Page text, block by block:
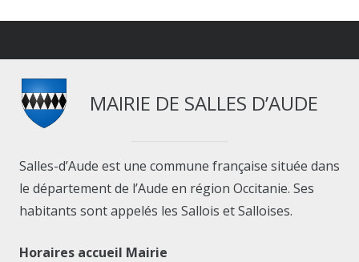
MAIRIE DE SALLES D’AUDE
Salles-d’Aude est une commune française située dans
le département de l’Aude en région Occitanie. Ses
habitants sont appelés les Sallois et Salloises.
Horaires accueil Mairie